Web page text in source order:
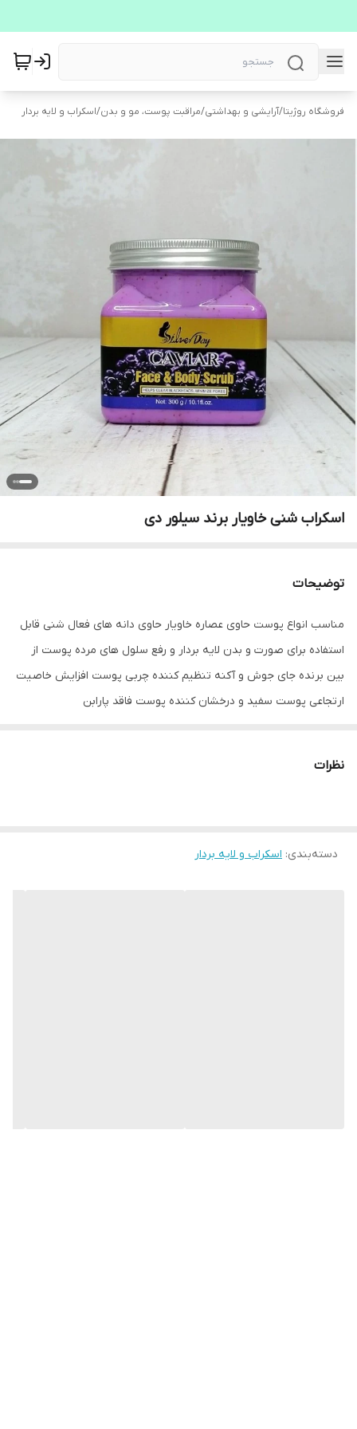
فروشگاه روژیتا/آرایشی و بهداشتی/مراقبت پوست، مو و بدن/اسکراب و لایه بردار
اسکراب شنی خاویار برند سیلور دی
توضیحات
مناسب انواع پوست حاوی عصاره خاویار حاوی دانه های فعال شنی قابل
استفاده برای صورت و بدن لایه بردار و رفع سلول های مرده پوست از
بین برنده جای جوش و آکنه تنظیم کننده چربی پوست افزایش خاصیت
ارتجاعی پوست سفید و درخشان کننده پوست فاقد پارابن
نظرات
دسته‌بندی: اسکراب و لایه بردار